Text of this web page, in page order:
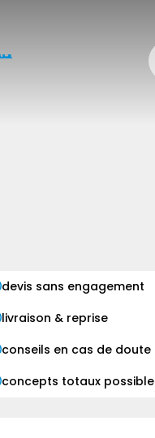
devis sans engagement
livraison & reprise
conseils en cas de doute
concepts totaux possible